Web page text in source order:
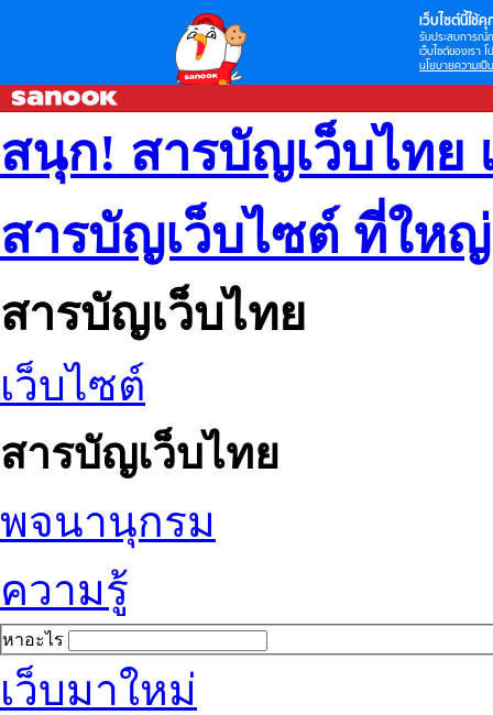
เว็บไซต์นี้ใช้คุ
รับประสบการณ์
เว็บไซต์ของเรา
นโยบายความเป็
สนุก! สารบัญเว็บไทย
สารบัญเว็บไซต์ ที่ให
สารบัญเว็บไทย
เว็บไซต์
สารบัญเว็บไทย
พจนานุกรม
ความรู้
หาอะไร
เว็บมาใหม่